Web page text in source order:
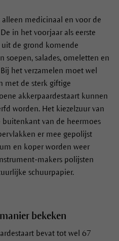
medicinaal en voor de
in het voorjaar als eerste
de grond komende
soepen, salades, omeletten en
het verzamelen moet wel
met de sterk giftige
akkerpaardestaart kunnen
worden. Het kiezelzuur van
van de heermoes
er mee gepolijst
en koper worden weer
makers polijsten
schuurpapier.
bekeken
bevat tot wel 67